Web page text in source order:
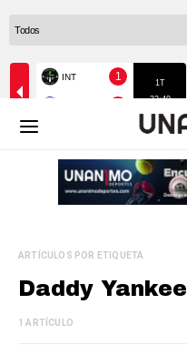
ARTÍCULOS POR ETIQUETA
Daddy Yankee
1 ARTÍCULO